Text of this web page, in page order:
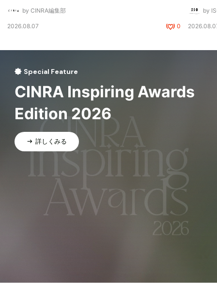
by CINRA編集部
2026.08.07 0
by
Special Feature
CINRA Inspiring Awards
Edition 2026
詳しくみる